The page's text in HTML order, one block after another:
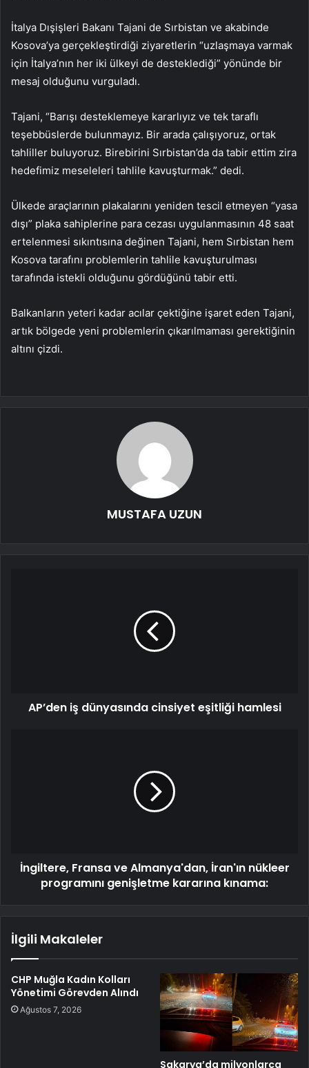
İtalya Dışişleri Bakanı Tajani de Sırbistan ve akabinde
Kosova’ya gerçekleştirdiği ziyaretlerin “uzlaşmaya varmak
için İtalya’nın her iki ülkeyi de desteklediği” yönünde bir
mesaj olduğunu vurguladı.
Tajani, “Barışı desteklemeye kararlıyız ve tek taraflı
teşebbüslerde bulunmayız. Bir arada çalışıyoruz, ortak
tahliller buluyoruz. Birebirini Sırbistan’da da tabir ettim zira
hedefimiz meseleleri tahlile kavuşturmak.” dedi.
Ülkede araçlarının plakalarını yeniden tescil etmeyen “yasa
dışı” plaka sahiplerine para cezası uygulanmasının 48 saat
ertelenmesi sıkıntısına değinen Tajani, hem Sırbistan hem
Kosova tarafını problemlerin tahlile kavuşturulması
tarafında istekli olduğunu gördüğünü tabir etti.
Balkanların yeteri kadar acılar çektiğine işaret eden Tajani,
artık bölgede yeni problemlerin çıkarılmaması gerektiğinin
altını çizdi.
MUSTAFA UZUN
AP’den iş dünyasında cinsiyet eşitliği hamlesi
İngiltere, Fransa ve Almanya'dan, İran'ın nükleer
programını genişletme kararına kınama:
İlgili Makaleler
CHP Muğla Kadın Kolları
Yönetimi Görevden Alındı
Ağustos 7, 2026
Sakarya’da milyonlarca